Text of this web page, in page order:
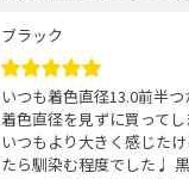
ブラック
いつも着色直径13.0前半つ
着色直径を見ずに買って
いつもより大きく感じた
たら馴染む程度でした♩